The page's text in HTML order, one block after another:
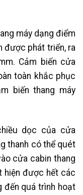
máy dạng điểm
được phát triển, ra
Cảm biến cửa
toàn khắc phục
biến thang máy
dọc của cửa
thanh có thể quét
cửa cabin thang
hiện được hết các
đến quá trình hoạt